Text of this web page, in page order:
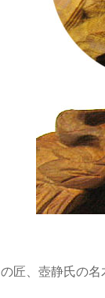
匠、壺静氏の名